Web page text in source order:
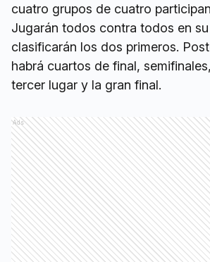
cuatro grupos de cuatro
Jugarán todos contra todos en
clasificarán los dos primeros.
habrá cuartos de final,
tercer lugar y la gran final.
Ads